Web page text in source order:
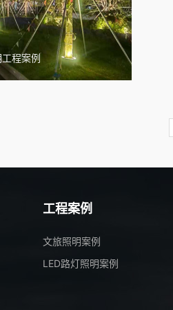
程案例
工程案例
文旅照明案例
LED路灯照明案例